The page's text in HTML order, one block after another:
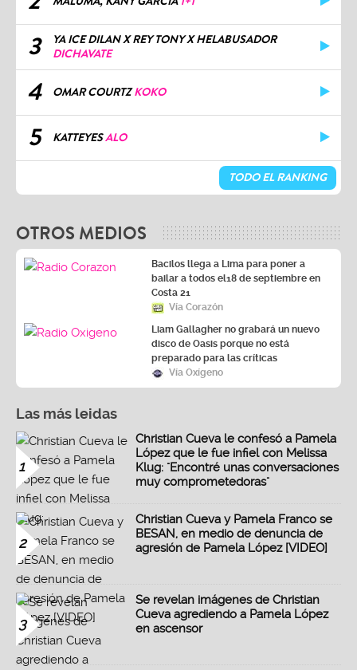
3
YA ICE DILAN X REY TONY X HELABUSADOR
DICHAVATE
4 OMAR COURTZKOKO
5 KATTEYESALO
TODO EL RANKING
OTROS MEDIOS
Bacilos llega a Lima para poner a
bailar a todos el18 de septiembre en
Costa 21
Vía Corazón
Liam Gallagher no grabará un nuevo
disco de Oasis porque no está
preparado para las críticas
Vía Oxígeno
Las más leidas
1
Christian Cueva le confesó a Pamela
López que le fue infiel con Melissa
Klug: "Encontré unas conversaciones
muy comprometedoras"
2
Christian Cueva y Pamela Franco se
BESAN, en medio de denuncia de
agresión de Pamela López [VIDEO]
3
Se revelan imágenes de Christian
Cueva agrediendo a Pamela López
en ascensor